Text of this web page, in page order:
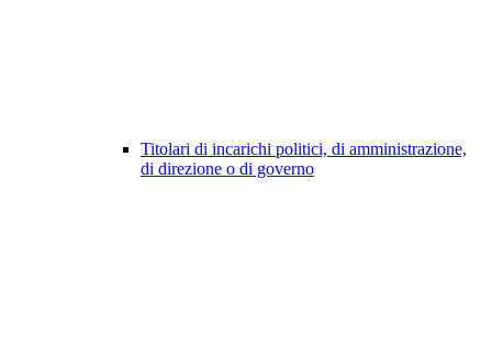
Titolari di incarichi politici, di amministrazione,
di direzione o di governo